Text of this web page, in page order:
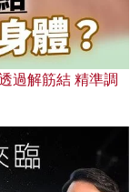
過解筋結 精準調